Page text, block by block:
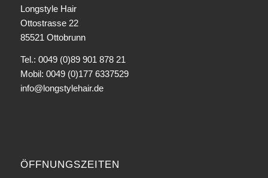
Longstyle Hair
Ottostrasse 22
85521 Ottobrunn
Tel.: 0049 (0)89 901 878 21
Mobil: 0049 (0)177 6337529
info@longstylehair.de
ÖFFNUNGSZEITEN